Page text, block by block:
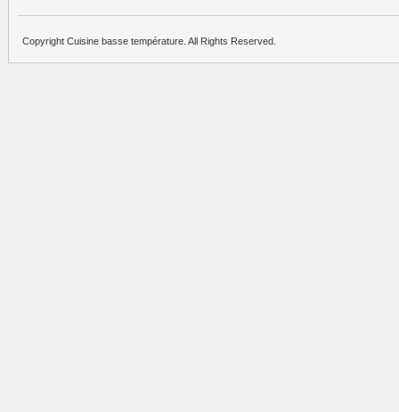
Copyright Cuisine basse température. All Rights Reserved.